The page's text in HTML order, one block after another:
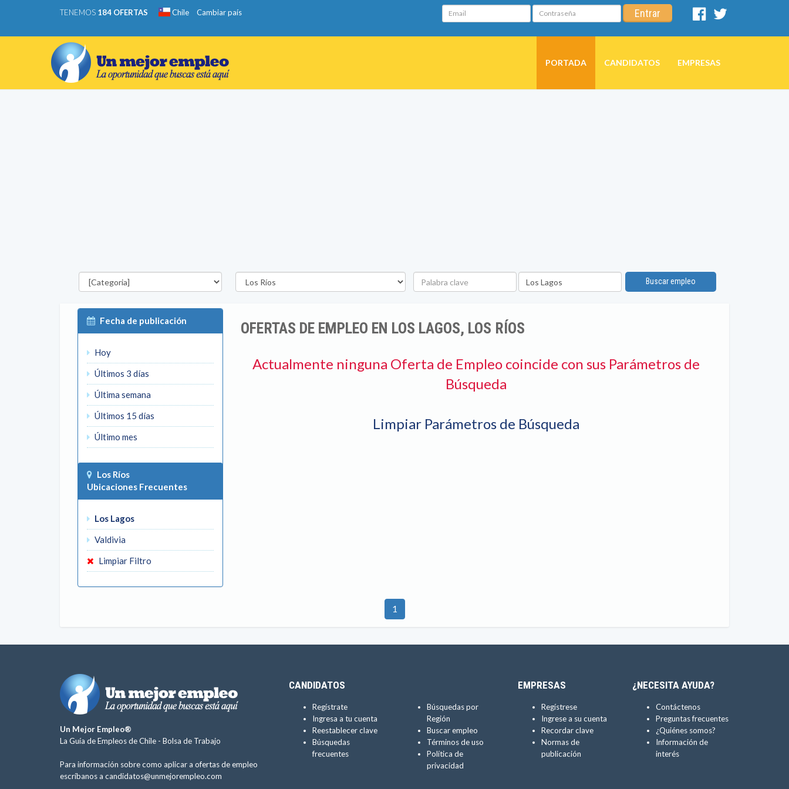
TENEMOS 184 OFERTAS Chile Cambiar país Email Contraseña Entrar
Facebook
PORTADA CANDIDATOS EMPRESAS
Categorías Región
Palabra
clave
Ubicación
Buscar empleo
Fecha de publicación
Hoy
Últimos 3 días
Última semana
Últimos 15 días
Último mes
Los Ríos
Ubicaciones Frecuentes
Los Lagos
Valdivia
Limpiar Filtro
OFERTAS DE EMPLEO EN LOS LAGOS, LOS RÍOS
Actualmente ninguna Oferta de Empleo coincide con sus Parámetros de
Búsqueda
Limpiar Parámetros de Búsqueda
1
Un Mejor Empleo®
La Guía de Empleos de Chile - Bolsa de Trabajo
Para información sobre como aplicar a ofertas de empleo
escríbanos a candidatos@unmejorempleo.com
CANDIDATOS
Regístrate
Ingresa a tu cuenta
Reestablecer clave
Búsquedas
frecuentes
Búsquedas por
Región
Buscar empleo
Términos de uso
Política de
privacidad
EMPRESAS
Regístrese
Ingrese a su cuenta
Recordar clave
Normas de
publicación
¿NECESITA AYUDA?
Contáctenos
Preguntas frecuentes
¿Quiénes somos?
Información de
interés